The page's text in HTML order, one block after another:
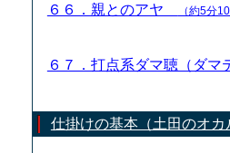
６６．親とのアヤ （約5分10
６７．打点系ダマ聴（ダ
仕掛けの基本（土田のオカ